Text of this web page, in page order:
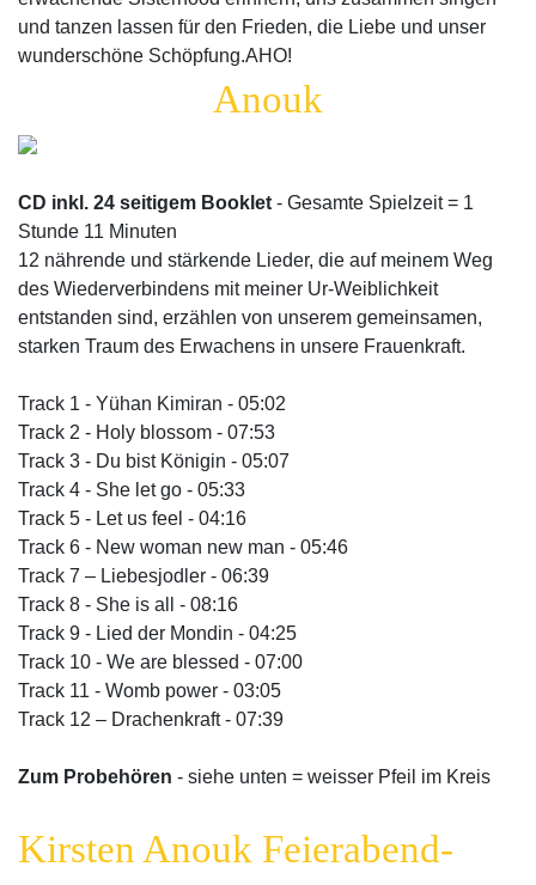
und tanzen lassen für den Frieden, die Liebe und unser
wunderschöne Schöpfung.AHO!
Anouk
CD inkl. 24 seitigem Booklet - Gesamte Spielzeit = 1
Stunde 11 Minuten
12 nährende und stärkende Lieder, die auf meinem Weg
des Wiederverbindens mit meiner Ur-Weiblichkeit
entstanden sind, erzählen von unserem gemeinsamen,
starken Traum des Erwachens in unsere Frauenkraft.
Track 1 - Yühan Kimiran - 05:02
Track 2 - Holy blossom - 07:53
Track 3 - Du bist Königin - 05:07
Track 4 - She let go - 05:33
Track 5 - Let us feel - 04:16
Track 6 - New woman new man - 05:46
Track 7 – Liebesjodler - 06:39
Track 8 - She is all - 08:16
Track 9 - Lied der Mondin - 04:25
Track 10 - We are blessed - 07:00
Track 11 - Womb power - 03:05
Track 12 – Drachenkraft - 07:39
Zum Probehören - siehe unten = weisser Pfeil im Kreis
Kirsten Anouk Feierabend-